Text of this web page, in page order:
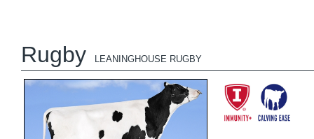
Rugby LEANINGHOUSE RUGBY